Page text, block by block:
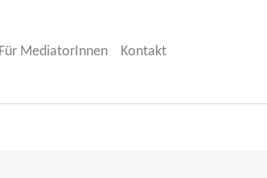
Für MediatorInnen Kontakt